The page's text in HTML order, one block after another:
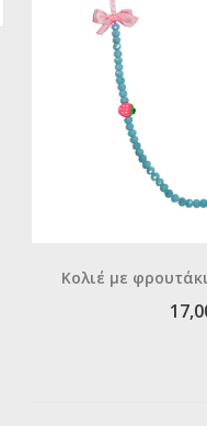
Κολιέ με